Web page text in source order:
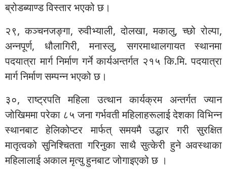
ब्रोडब्याण्ड विस्तार भएको छ।
२९, कञ्चनजङ्गा, रुवीभ्याली, दोलखा, मकालु, च्छो रोल्पा,
अन्नपूर्ण, धौलागिरी, मनास्लु, सगरमाथालगायत स्थानमा
पदयात्रा मार्ग निर्माण गर्ने कार्यअन्तर्गत २१५ कि.मि. पदयात्रा
मार्ग निर्माण सम्पन्न भएको छ।
३०, राष्ट्रपति महिला उत्थान कार्यक्रम अन्तर्गत ज्यान
जोखिममा परेका ८५ जना गर्भवती महिलाहरूलाई देशका विभिन्न
स्थानबाट हेलिकोप्टर मार्फत् समयमै उद्धार गरी सुरक्षित
मातृत्वको सुनिश्चितता गरिनुका साथै सुत्केरी हुने अवस्थाका
महिलालाई अकाल मृत्यु हुनबाट जोगाइएको छ ।